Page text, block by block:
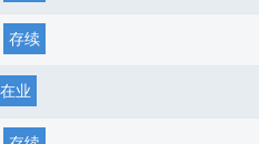
存续
在业